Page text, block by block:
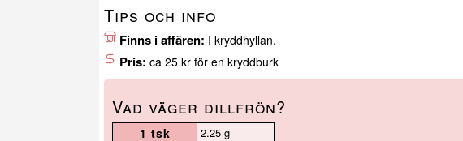
Tips och info
Finns i affären: I kryddhyllan.
Pris: ca 25 kr för en kryddburk
Vad väger dillfrön?
1 tsk 2.25 g